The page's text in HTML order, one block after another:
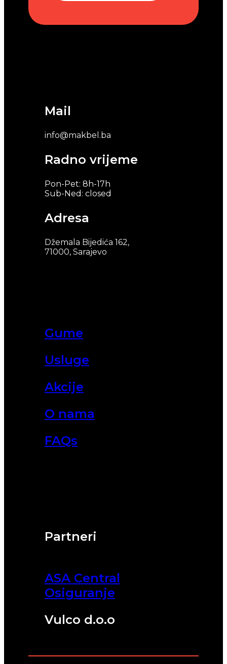
Partneri
ASA Central
Osiguranje
Vulco d.o.o
Gume
Usluge
Akcije
O nama
FAQs
Mail
info@makbel.ba
Radno vrijeme
Pon-Pet: 8h-17h
Sub-Ned: closed
Adresa
Džemala Bijedića 162,
71000, Sarajevo